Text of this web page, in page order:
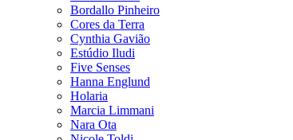
Bordallo Pinheiro
Cores da Terra
Cynthia Gavião
Estúdio Iludi
Five Senses
Hanna Englund
Holaria
Marcia Limmani
Nara Ota